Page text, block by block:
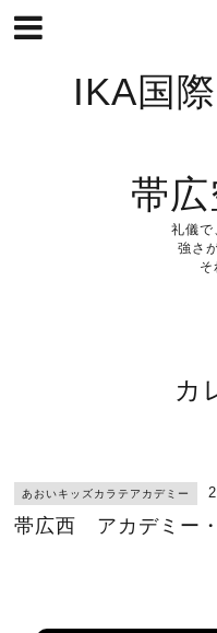
IKA国
帯
礼儀で
強さ
そ
カ
あおいキッズカラテアカデミー
帯広西 アカデミー